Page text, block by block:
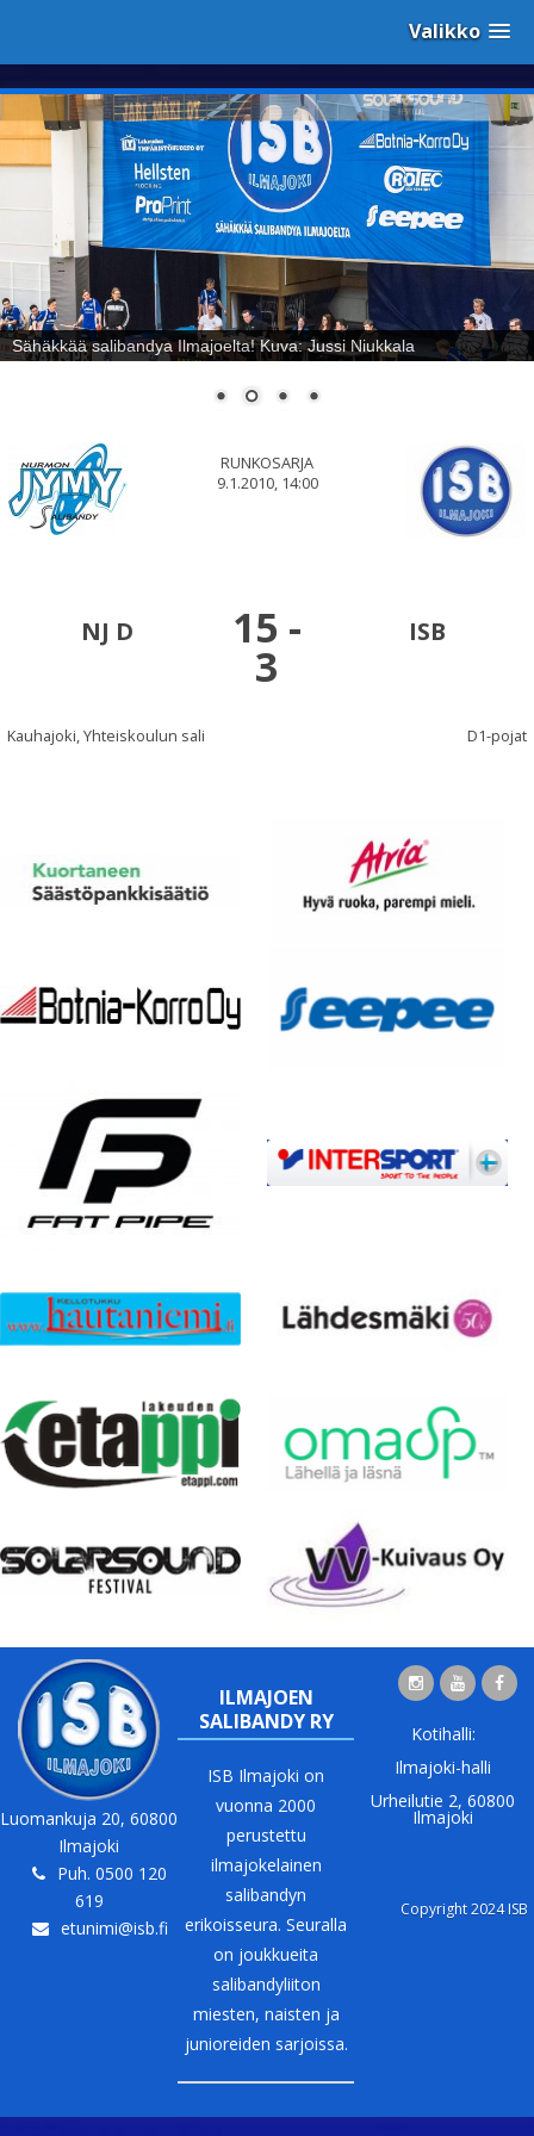
Valikko
Sähäkkää salibandya Ilmajoelta! Kuva: Jussi Niukkala
RUNKOSARJA
9.1.2010, 14:00
NJ D 15 -
3
ISB
Kauhajoki, Yhteiskoulun sali D1-pojat
Luomankuja 20, 60800
Ilmajoki
Puh. 0500 120
619
etunimi@isb.fi
ILMAJOEN
SALIBANDY RY
ISB Ilmajoki on
vuonna 2000
perustettu
ilmajokelainen
salibandyn
erikoisseura. Seuralla
on joukkueita
salibandyliiton
miesten, naisten ja
junioreiden sarjoissa.
Kotihalli:
Ilmajoki-halli
Urheilutie 2, 60800
Ilmajoki
Copyright 2024 ISB